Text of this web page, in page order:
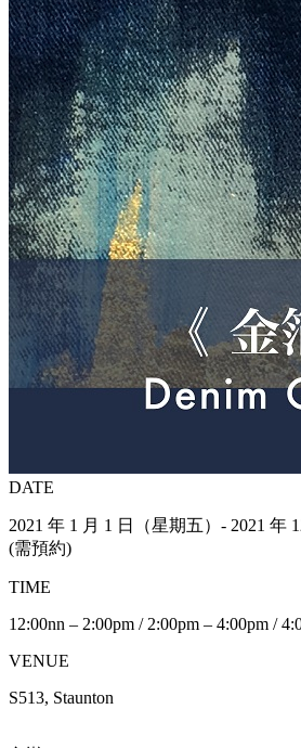
DATE
2021 年 1 月 1 日（星期五）- 2021 年
(需預約)
TIME
12:00nn – 2:00pm / 2:00pm – 4:00pm /
VENUE
S513, Staunton